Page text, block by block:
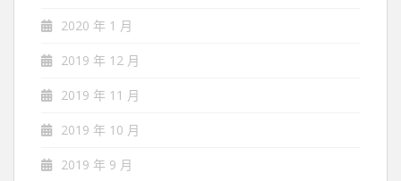
2020 年 1 月
2019 年 12 月
2019 年 11 月
2019 年 10 月
2019 年 9 月